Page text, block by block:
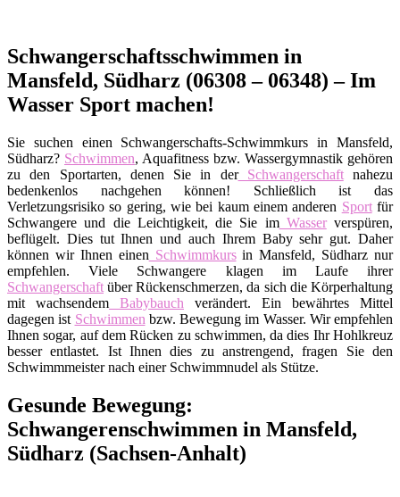
Schwangerschaftsschwimmen in
Mansfeld, Südharz (06308 – 06348) – Im
Wasser Sport machen!
Sie suchen einen Schwangerschafts-Schwimmkurs in Mansfeld,
Südharz? Schwimmen, Aquafitness bzw. Wassergymnastik gehören
zu den Sportarten, denen Sie in derSchwangerschaftnahezu
bedenkenlos nachgehen können! Schließlich ist das
Verletzungsrisiko so gering, wie bei kaum einem anderen Sportfür
Schwangere und die Leichtigkeit, die Sie imWasserverspüren,
beflügelt. Dies tut Ihnen und auch Ihrem Baby sehr gut. Daher
können wir Ihnen einen Schwimmkursin Mansfeld, Südharz nur
empfehlen. Viele Schwangere klagen im Laufe ihrer
Schwangerschaft über Rückenschmerzen, da sich die Körperhaltung
mit wachsendem Babybauch verändert. Ein bewährtes Mittel
dagegen ist Schwimmen bzw. Bewegung im Wasser. Wir empfehlen
Ihnen sogar, auf dem Rücken zu schwimmen, da dies Ihr Hohlkreuz
besser entlastet. Ist Ihnen dies zu anstrengend, fragen Sie den
Schwimmmeister nach einer Schwimmnudel als Stütze.
Gesunde Bewegung:
Schwangerenschwimmen in Mansfeld,
Südharz (Sachsen-Anhalt)